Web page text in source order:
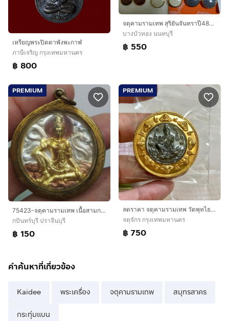
เหรียญพระปิดตาพังพะกาฬ
ภาษีเจริญ กรุงเทพมหานคร
฿ 800
จตุคามรามเทพ สุริยันจันทราปี48-49
บางบัวทอง นนทบุรี
฿ 550
PREMIUM
75423-จตุคามรามเทพ เนื้อสามกษัตริย์ เลี่ยมกรอบเดิมๆ ขนาดเส้นผ่าศูนย์กลาง 1.5 นิ้ว
กบินทร์บุรี ปราจีนบุรี
฿ 150
PREMIUM
ลดราคา จตุคามรามเทพ วัดพุทไธศวรรย์
จตุจักร กรุงเทพมหานคร
฿ 750
คำค้นหาที่เกี่ยวข้อง
Kaidee พระเครื่อง จตุคามรามเทพ สมุทรสาคร
กระทุ่มแบน